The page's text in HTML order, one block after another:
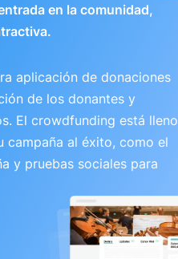
en la comunidad,
aplicación de donaciones
de los donantes y
El crowdfunding está lleno
campaña al éxito, como el
y pruebas sociales para